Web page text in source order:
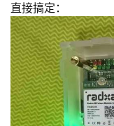
直接搞定：